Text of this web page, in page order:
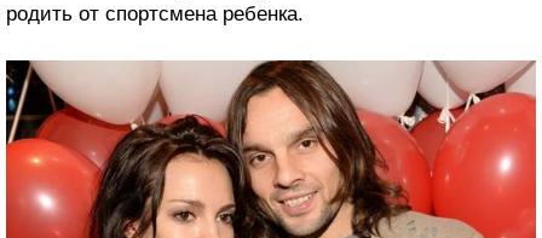
родить от спортсмена ребенка.